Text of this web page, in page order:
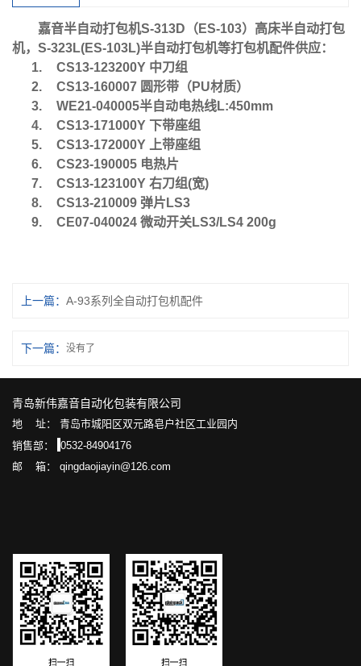
嘉音半自动打包机S-313D （ ES-103）高床半自动打包
机， S-323L(ES-103L)半自动打包机等打包机配件供应：
1.
CS13-123200Y 中刀组
2.
CS13-160007 圆形带（ PU材质）
3.
WE21-040005半自动电热线L:450mm
4.
CS13-171000Y 下带座组
5.
CS13-172000Y
上带座组
6.
CS23-190005 电热片
7.
CS13-123100Y 右刀组(宽)
8.
CS13-210009 弹片 LS3
9.
CE07-040024 微动开关LS3/LS4 200g
上一篇： A-93系列全自动打包机配件
下一篇： 没有了
青岛新伟嘉音自动化包装有限公司
地 址： 青岛市城阳区双元路皂户社区工业园内
销售部：
0532-84904176
邮 箱： qingdaojiayin@126.com